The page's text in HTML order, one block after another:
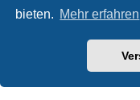
bieten. Mehr erfahren